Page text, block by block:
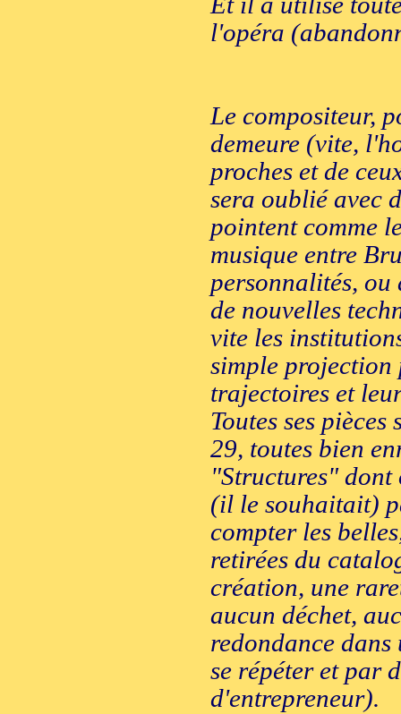
l'opéra
Le compositeur,
demeure (vite,
proches et de
sera oublié avec
pointent comme
musique entre
personnalités, ou
de nouvelles
vite les
simple projection
trajectoires et
Toutes ses
29, toutes bien
"Structures" dont
(il le souhaitait)
compter les
retirées du
création, une
aucun déchet,
redondance
se répéter et par
d'entrepreneur).